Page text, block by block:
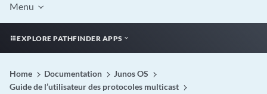
Menu
EXPLORE PATHFINDER APPS
Home Documentation
Junos OS
Guide de l’utilisateur des protocoles multicast